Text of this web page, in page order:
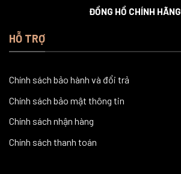
ĐỒNG HỒ CHÍNH HÃNG
HỖ TRỢ
Chính sách bảo hành và đổi trả
Chính sách bảo mật thông tin
Chính sách nhận hàng
Chính sách thanh toán